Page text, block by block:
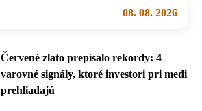
08. 08. 2026
Červené zlato prepísalo rekordy: 4
varovné signály, ktoré investori pri medi
prehliadajú